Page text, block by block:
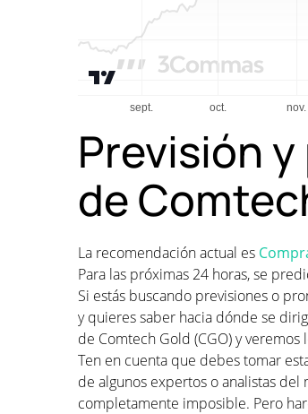
Previsión
de
La recomendación actual es
Para las próximas 24 horas, se
Si estás buscando previsiones o
y quieres saber hacia dónde se
de Comtech Gold (CGO) y
Ten en cuenta que debes tomar
de algunos expertos o analistas
completamente imposible. Pero